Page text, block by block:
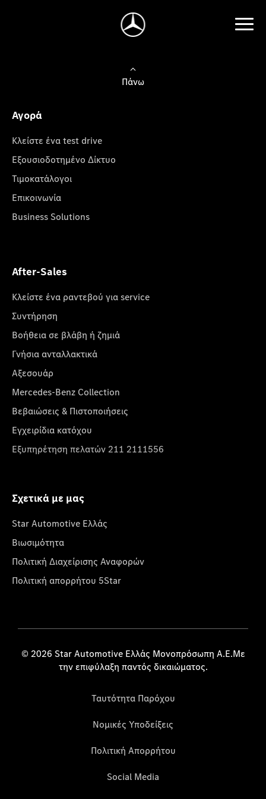
Πάνω
Αγορά
Κλείστε ένα test drive
Εξουσιοδοτημένο Δίκτυο
Τιμοκατάλογοι
Επικοινωνία
Business Solutions
After-Sales
Κλείστε ένα ραντεβού για service
Συντήρηση
Βοήθεια σε βλάβη ή ζημιά
Γνήσια ανταλλακτικά
Αξεσουάρ
Mercedes-Benz Collection
Βεβαιώσεις & Πιστοποιήσεις
Εγχειρίδια κατόχου
Εξυπηρέτηση πελατών 211 2111556
Σχετικά με μας
Star Automotive Ελλάς
Βιωσιμότητα
Πολιτική Διαχείρισης Αναφορών
Πολιτική απορρήτου 5Star
© 2026 Star Automotive Ελλάς Μονοπρόσωπη Α.Ε.Με
την επιφύλαξη παντός δικαιώματος.
Ταυτότητα Παρόχου
Νομικές Υποδείξεις
Πολιτική Απορρήτου
Social Media